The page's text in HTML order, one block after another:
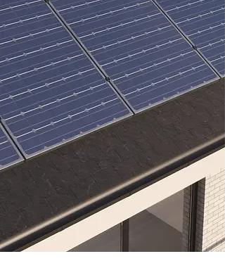
hypermodern teknik som
fungerar länge. När du
samarbetar med oss kan du
alltid känna dig trygg i din
investering – vi jobbar med
marknadens bästa
leverantörer och erbjuder
pålitliga produkter.
Vi installerar solceller och
batteri på följande orter under
alla årstider: Luleå, Piteå,
Boden, Älvsbyn, Haparanda,
Kalix, Övertorneå, Pajala,
Gällivare, Kiruna, Jokkmokk,
Arvidsjaur, Arjeplog, Överkalix.